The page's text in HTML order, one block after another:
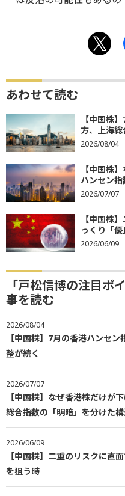
あわせて読む
【中国株
方、上海
2026/08/04
【中国株
ハンセン
2026/07/07
【中国株
っくり「
2026/06/09
「戸松信博の注目ポ
事を読む
2026/08/04
【中国株】7月の香港ハンセ
整が続く
2026/07/07
【中国株】なぜ香港株だけが
総合指数の「明暗」を分けた
2026/06/09
【中国株】二重のリスクに直
を狙う時